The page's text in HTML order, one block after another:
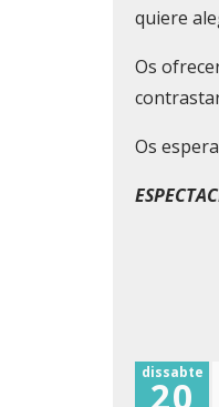
quiere
Os
Os
dissabte
20